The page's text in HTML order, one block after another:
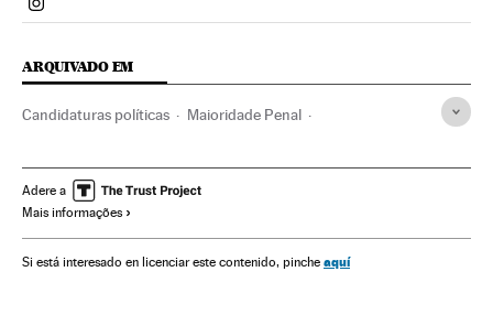
Politica El País Brasil en Instagram
ARQUIVADO EM
Candidaturas políticas Maioridade Penal
Polícia Prisões Brasil
Força segurança
América do Sul América Latina Eleições
Adere a
Mais informações
Si está interesado en licenciar este contenido, pinche aquí